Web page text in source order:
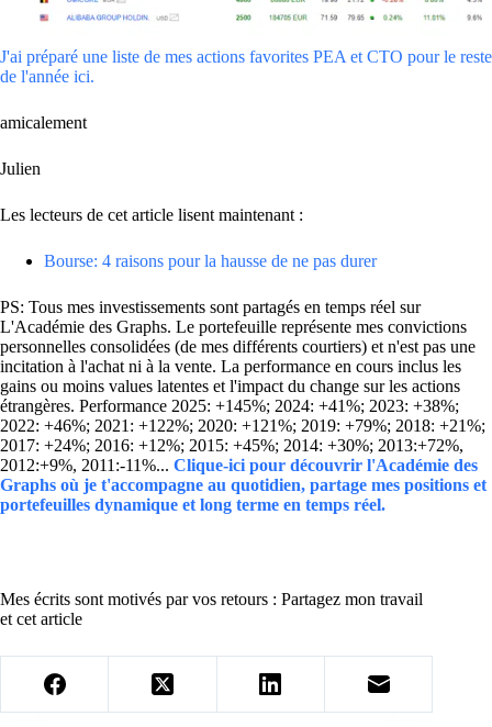
J'ai préparé une liste de mes actions favorites PEA et CTO pour le reste
de l'année ici.
amicalement
Julien
Les lecteurs de cet article lisent maintenant :
Bourse: 4 raisons pour la hausse de ne pas durer
PS: Tous mes investissements sont partagés en temps réel sur
L'Académie des Graphs. Le portefeuille représente mes convictions
personnelles consolidées (de mes différents courtiers) et n'est pas une
incitation à l'achat ni à la vente. La performance en cours inclus les
gains ou moins values latentes et l'impact du change sur les actions
étrangères. Performance 2025: +145%; 2024: +41%; 2023: +38%;
2022: +46%; 2021: +122%; 2020: +121%; 2019: +79%; 2018: +21%;
2017: +24%; 2016: +12%; 2015: +45%; 2014: +30%; 2013:+72%,
2012:+9%, 2011:-11%... Clique-ici pour découvrir l'Académie des
Graphs où je t'accompagne au quotidien, partage mes positions et
portefeuilles dynamique et long terme en temps réel.
Mes écrits sont motivés par vos retours : Partagez mon travail
et cet article